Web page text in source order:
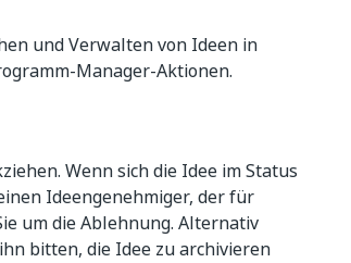
und Verwalten von Ideen in
Manager-Aktionen.
Wenn sich die Idee im Status
Ideengenehmiger, der für
um die Ablehnung. Alternativ
bitten, die Idee zu archivieren